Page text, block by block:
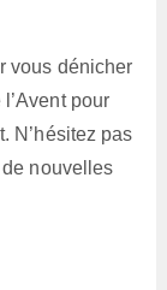
vous dénicher
pour
N’hésitez pas
de nouvelles